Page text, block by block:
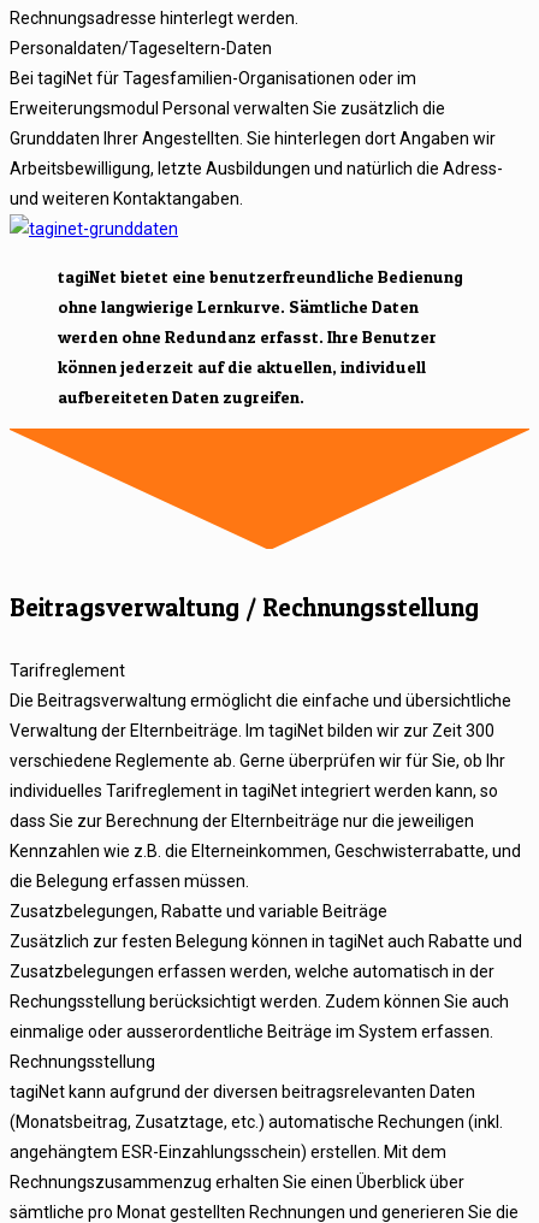
Rechnungsadresse hinterlegt werden.
Personaldaten/Tageseltern-Daten
Bei tagiNet für Tagesfamilien-Organisationen oder im
Erweiterungsmodul Personal verwalten Sie zusätzlich die
Grunddaten Ihrer Angestellten. Sie hinterlegen dort Angaben wir
Arbeitsbewilligung, letzte Ausbildungen und natürlich die Adress-
und weiteren Kontaktangaben.
tagiNet bietet eine benutzerfreundliche Bedienung
ohne langwierige Lernkurve. Sämtliche Daten
werden ohne Redundanz erfasst. Ihre Benutzer
können jederzeit auf die aktuellen, individuell
aufbereiteten Daten zugreifen.
Beitragsverwaltung / Rechnungsstellung
Tarifreglement
Die Beitragsverwaltung ermöglicht die einfache und übersichtliche
Verwaltung der Elternbeiträge. Im tagiNet bilden wir zur Zeit 300
verschiedene Reglemente ab. Gerne überprüfen wir für Sie, ob Ihr
individuelles Tarifreglement in tagiNet integriert werden kann, so
dass Sie zur Berechnung der Elternbeiträge nur die jeweiligen
Kennzahlen wie z.B. die Elterneinkommen, Geschwisterrabatte, und
die Belegung erfassen müssen.
Zusatzbelegungen, Rabatte und variable Beiträge
Zusätzlich zur festen Belegung können in tagiNet auch Rabatte und
Zusatzbelegungen erfassen werden, welche automatisch in der
Rechungsstellung berücksichtigt werden. Zudem können Sie auch
einmalige oder ausserordentliche Beiträge im System erfassen.
Rechnungsstellung
tagiNet kann aufgrund der diversen beitragsrelevanten Daten
(Monatsbeitrag, Zusatztage, etc.) automatische Rechungen (inkl.
angehängtem ESR-Einzahlungsschein) erstellen. Mit dem
Rechnungszusammenzug erhalten Sie einen Überblick über
sämtliche pro Monat gestellten Rechnungen und generieren Sie die